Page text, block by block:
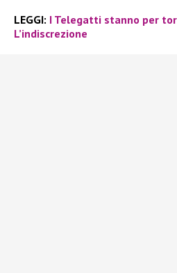
LEGGI: I Telegatti stanno per
L’indiscrezione